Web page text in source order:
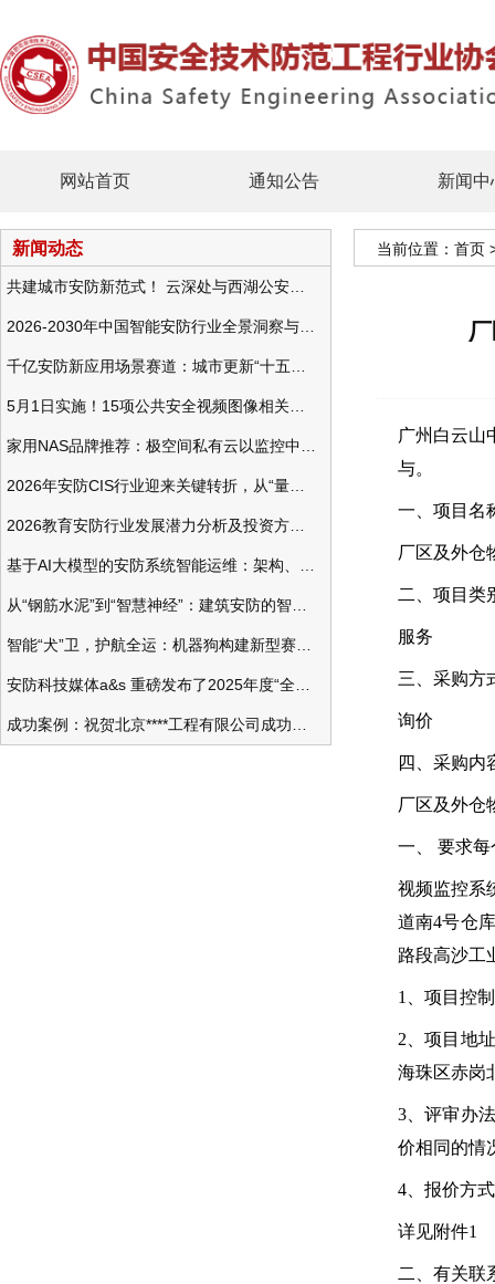
网站首页 通知公告 新闻中
新闻动态 当前位置： 首页
广州白云山
与。
一、项目名
厂区及外仓
二、项目类
服务
三、采购方
询价
四、采购内
厂区及外仓
一、 要求
视频监控系
道南4号仓
路段高沙工
1、项目控
2、项目地
海珠区赤岗
3、评审办
价相同的情
4、报价方
详见附件1
二、有关联